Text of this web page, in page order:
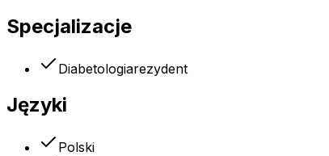
Specjalizacje
Diabetologiarezydent
Języki
Polski